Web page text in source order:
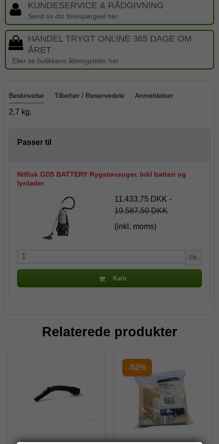
KUNDESERVICE & RÅDGIVNING
Send os din forespørgsel her
HANDEL TRYGT ONLINE 365 DAGE OM
ÅRET
Eller se butikkens åbningstider her
Beskrivelse Tilbehør / Reservedele Anmeldelser
2,7 kg.
Passer til
Nilfisk GD5 BATTERY Rygstøvsuger. Inkl batteri og
lynlader
11.433,75 DKK -
19.587,50 DKK
(inkl. moms)
Stk.
Køb
Relaterede produkter
-52%